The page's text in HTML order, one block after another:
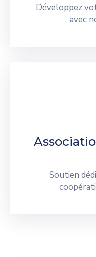
Développez
avec
Soutien